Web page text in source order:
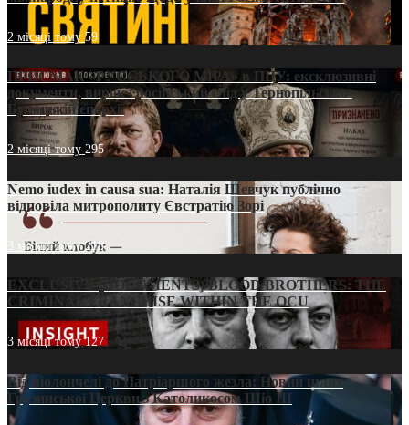
2 місяці тому59
ПРИСМАК «РУССЬКОГО МІРА» в ПЦУ: ексклюзивні
документи, вирок і російський слід у Тернопільсько-
Бучацькій єпархії
2 місяці тому 295
Nemo iudex in causa sua: Наталія Шевчук публічно
відповіла митрополиту Євстратію Зорі
3 місяці тому213
EXCLUSIVE (DOCUMENTS)/BLOOD BROTHERS: THE
CRIMINAL FRANCHISE WITHIN THE OCU
3 місяці тому127
Від віолончелі до Патріаршого жезла: Новий шлях
Грузинської Церкви з Католикосом Шіо III